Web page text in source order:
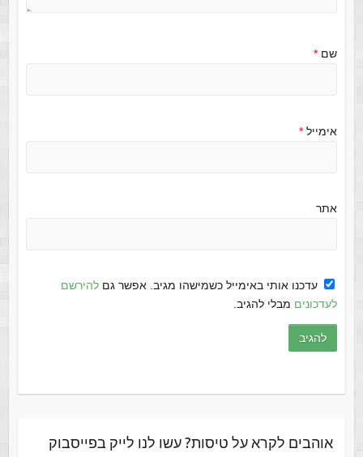
שם *
אימייל *
אתר
עדכנו אותי באימייל כשמישהו מגיב. אפשר גם להירשם
לעדכונים מבלי להגיב.
אוהבים לקרא על טיסות? עשו לנו לייק בפייסבוק